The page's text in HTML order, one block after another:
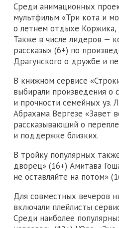
Среди анимационных
мультфильм «Три кота и
о летнем отдыхе Коржика,
Также в числе лидеров —
рассказы» (6+) по
Драгунского о дружбе и
В книжном сервисе
выбирали произведения о
и прочности семейных уз.
Абрахама Вергезе «Завет
рассказывающий о
и поддержке близких.
В тройку популярных
дворец» (16+) Амитава
не оставляйте на потом»
Для совместных вечеров
включали плейлисты
Среди наиболее